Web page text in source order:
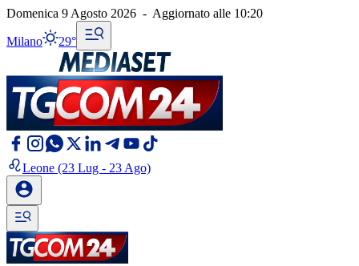
Domenica 9 Agosto 2026 - Aggiornato alle 10:20
Milano 29°
Leone (23 Lug - 23 Ago)